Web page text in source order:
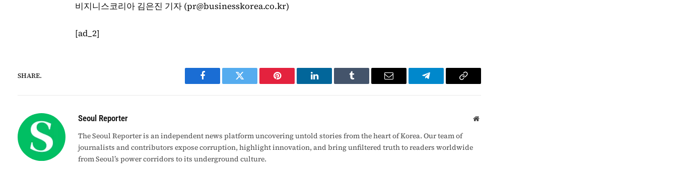
비지니스코리아 김은진 기자 (pr@businesskorea.co.kr)
[ad_2]
SHARE.
Facebook Twitter Pinterest LinkedIn Tumblr Email Telegram Copy
Seoul Reporter Website
The Seoul Reporter is an independent news platform uncovering untold stories from the heart of Korea. Our team of
journalists and contributors expose corruption, highlight innovation, and bring unfiltered truth to readers worldwide
from Seoul’s power corridors to its underground culture.